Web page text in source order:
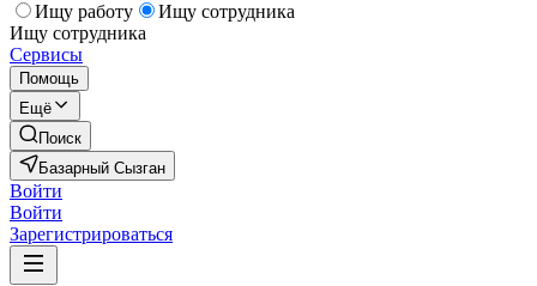
Ищу работу
Ищу сотрудника
Ищу сотрудника
Сервисы
Помощь
Ещё
Поиск
Базарный Сызган
Войти
Войти
Зарегистрироваться